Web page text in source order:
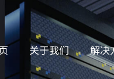
关于我们 解决